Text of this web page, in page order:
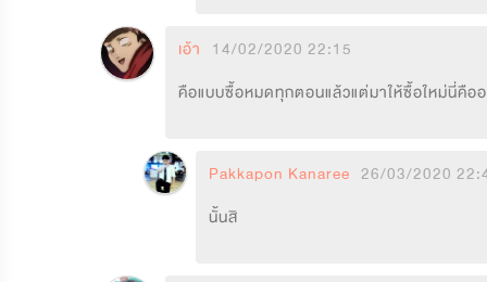
เอ้า 14/02/2020 22:15
คือแบบซื้อหมดทุกตอนแล้วแต่มาให้ซื้อใหม่นี่คืออ
Pakkapon Kanaree 26/03/2020
นั้นสิ